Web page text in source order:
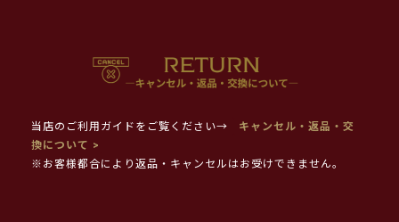
当店のご利用ガイドをご覧ください→
キャンセル・返品・交
換について >
※お客様都合により返品・キャンセルはお受けできません。